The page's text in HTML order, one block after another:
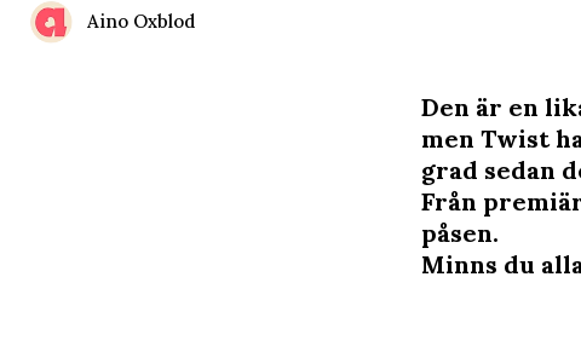
Aino Oxblod
Den är en
men Twist
grad sedan
Från
påsen.
Minns du